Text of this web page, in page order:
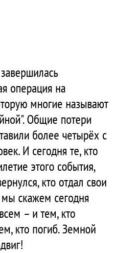
операция на
многие называют
Общие потери
более четырёх с
И сегодня те, кто
этого события,
кто отдал свои
скажем сегодня
– и тем, кто
кто погиб. Земной